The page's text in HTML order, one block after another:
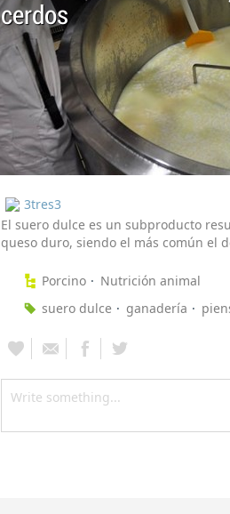
cerdos
3tres3
El suero dulce es un subproducto
queso duro, siendo el más común el
Porcino
Nutrición animal
suero dulce
ganadería